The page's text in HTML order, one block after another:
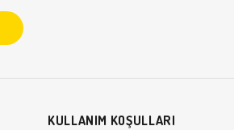
KULLANIM KOŞULLARI